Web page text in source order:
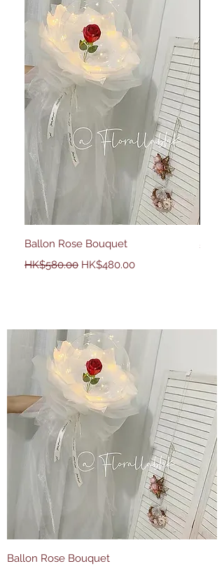
Ballon Rose Bouquet
一般價格
HK$580.00 促銷價格
HK$480.00
Ballon Rose Bouquet